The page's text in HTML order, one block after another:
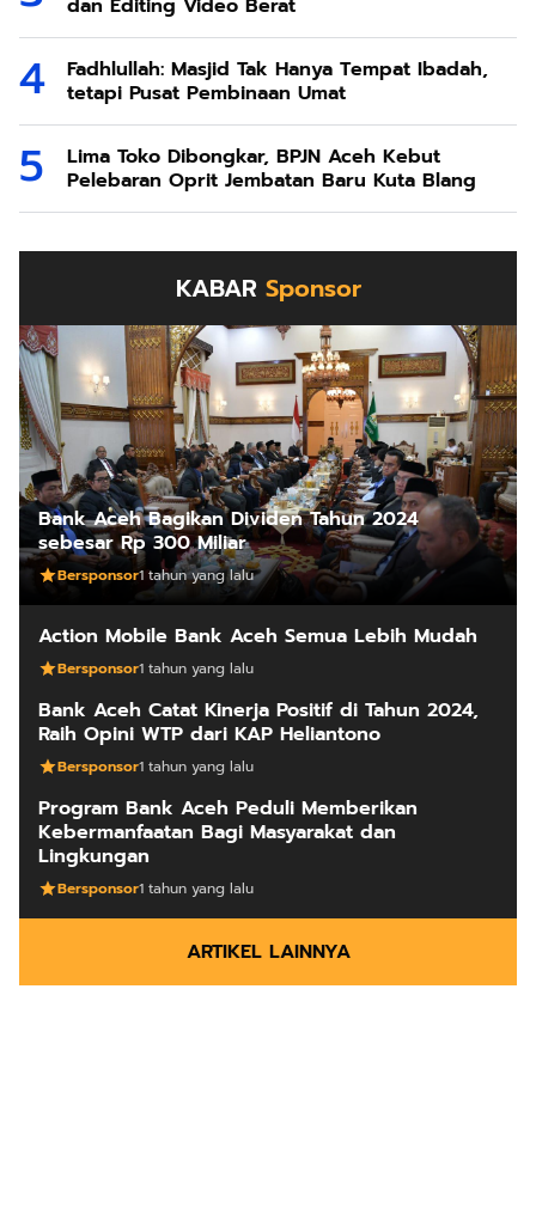
dan Editing Video Berat
Fadhlullah: Masjid Tak Hanya Tempat Ibadah,
tetapi Pusat Pembinaan Umat
Lima Toko Dibongkar, BPJN Aceh Kebut
Pelebaran Oprit Jembatan Baru Kuta Blang
KABAR Sponsor
Bank Aceh Bagikan Dividen Tahun 2024
sebesar Rp 300 Miliar
Bersponsor1 tahun yang lalu
Action Mobile Bank Aceh Semua Lebih Mudah
Bersponsor1 tahun yang lalu
Bank Aceh Catat Kinerja Positif di Tahun 2024,
Raih Opini WTP dari KAP Heliantono
Bersponsor1 tahun yang lalu
Program Bank Aceh Peduli Memberikan
Kebermanfaatan Bagi Masyarakat dan
Lingkungan
Bersponsor1 tahun yang lalu
ARTIKEL LAINNYA